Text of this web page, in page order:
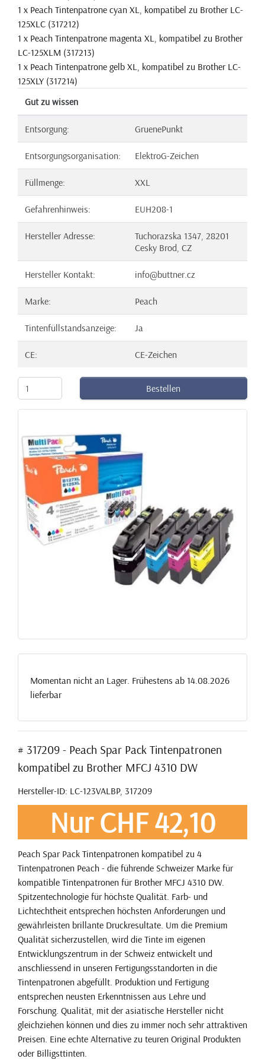
1 x Peach Tintenpatrone cyan XL, kompatibel zu Brother LC-
125XLC (317212)
1 x Peach Tintenpatrone magenta XL, kompatibel zu Brother
LC-125XLM (317213)
1 x Peach Tintenpatrone gelb XL, kompatibel zu Brother LC-
125XLY (317214)
Gut zu wissen
Entsorgung: GruenePunkt
Entsorgungsorganisation: ElektroG-Zeichen
Füllmenge: XXL
Gefahrenhinweis: EUH208-1
Hersteller Adresse:
Tuchorazska 1347, 28201
Cesky Brod, CZ
Hersteller Kontakt: info@buttner.cz
Marke: Peach
Tintenfüllstandsanzeige: Ja
CE: CE-Zeichen
Bestellen
Momentan nicht an Lager. Frühestens ab 14.08.2026
lieferbar
# 317209 - Peach Spar Pack Tintenpatronen
kompatibel zu Brother MFCJ 4310 DW
Hersteller-ID: LC-123VALBP, 317209
Nur CHF 42,10
Peach Spar Pack Tintenpatronen kompatibel zu 4
Tintenpatronen Peach - die führende Schweizer Marke für
kompatible Tintenpatronen für Brother MFCJ 4310 DW.
Spitzentechnologie für höchste Qualität. Farb- und
Lichtechtheit entsprechen höchsten Anforderungen und
gewährleisten brillante Druckresultate. Um die Premium
Qualität sicherzustellen, wird die Tinte im eigenen
Entwicklungszentrum in der Schweiz entwickelt und
anschliessend in unseren Fertigungsstandorten in die
Tintenpatronen abgefüllt. Produktion und Fertigung
entsprechen neusten Erkenntnissen aus Lehre und
Forschung. Qualität, mit der asiatische Hersteller nicht
gleichziehen können und dies zu immer noch sehr attraktiven
Preisen. Eine echte Alternative zu teuren Original Produkten
oder Billigsttinten.